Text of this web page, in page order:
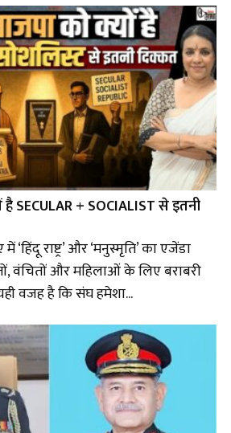
है SECULAR + SOCIALIST से इतनी
राष्ट्र’ और ‘मनुस्मृति’ का एजेंडा
वंचितों और महिलाओं के लिए बराबरी
वजह है कि संघ हमेशा...